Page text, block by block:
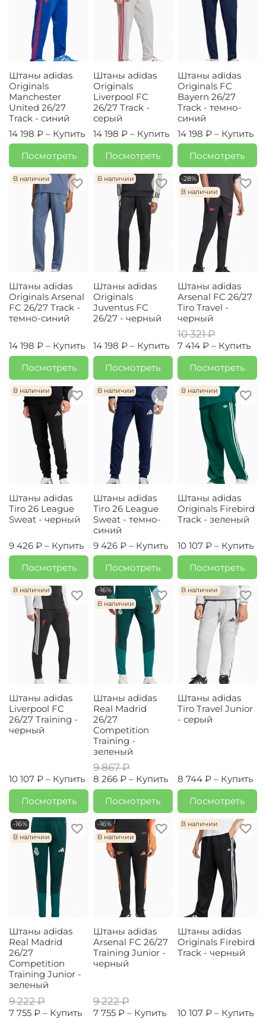
Штаны adidas
Originals
Manchester
United 26/27
Track - синий
14 198 ₽ – Купить
Посмотреть
Штаны adidas
Originals
Liverpool FC
26/27 Track -
серый
14 198 ₽ – Купить
Посмотреть
Штаны adidas
Originals FC
Bayern 26/27
Track - темно-
синий
14 198 ₽ – Купить
Посмотреть
В наличии
Штаны adidas
Originals Arsenal
FC 26/27 Track -
темно-синий
14 198 ₽ – Купить
Посмотреть
В наличии
Штаны adidas
Originals
Juventus FC
26/27 - черный
14 198 ₽ – Купить
Посмотреть
-28%
В наличии
Штаны adidas
Arsenal FC 26/27
Tiro Travel -
черный
10 321 ₽
7 414 ₽ – Купить
Посмотреть
В наличии
Штаны adidas
Tiro 26 League
Sweat - черный
9 426 ₽ – Купить
Посмотреть
В наличии
Штаны adidas
Tiro 26 League
Sweat - темно-
синий
9 426 ₽ – Купить
Посмотреть
В наличии
Штаны adidas
Originals Firebird
Track - зеленый
10 107 ₽ – Купить
Посмотреть
В наличии
Штаны adidas
Liverpool FC
26/27 Training -
черный
10 107 ₽ – Купить
Посмотреть
-16%
В наличии
Штаны adidas
Real Madrid
26/27
Competition
Training -
зеленый
9 867 ₽
8 266 ₽ – Купить
Посмотреть
В наличии
Штаны adidas
Tiro Travel Junior
- серый
8 744 ₽ – Купить
Посмотреть
-16%
В наличии
Штаны adidas
Real Madrid
26/27
Competition
Training Junior -
зеленый
9 222 ₽
7 755 ₽ – Купить
-16%
В наличии
Штаны adidas
Arsenal FC 26/27
Training Junior -
черный
9 222 ₽
7 755 ₽ – Купить
В наличии
Штаны adidas
Originals Firebird
Track - черный
10 107 ₽ – Купить